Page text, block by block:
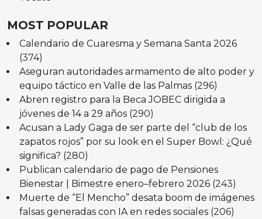
MOST POPULAR
Calendario de Cuaresma y Semana Santa 2026
(374)
Aseguran autoridades armamento de alto poder y
equipo táctico en Valle de las Palmas (296)
Abren registro para la Beca JOBEC dirigida a
jóvenes de 14 a 29 años (290)
Acusan a Lady Gaga de ser parte del “club de los
zapatos rojos” por su look en el Super Bowl: ¿Qué
significa? (280)
Publican calendario de pago de Pensiones
Bienestar | Bimestre enero–febrero 2026 (243)
Muerte de “El Mencho” desata boom de imágenes
falsas generadas con IA en redes sociales (206)